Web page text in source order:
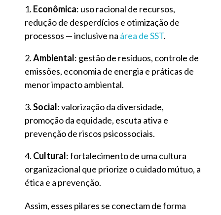
Econômica: uso racional de recursos,
redução de desperdícios e otimização de
processos — inclusive na área de SST.
Ambiental: gestão de resíduos, controle de
emissões, economia de energia e práticas de
menor impacto ambiental.
Social: valorização da diversidade,
promoção da equidade, escuta ativa e
prevenção de riscos psicossociais.
Cultural: fortalecimento de uma cultura
organizacional que priorize o cuidado mútuo, a
ética e a prevenção.
Assim, esses pilares se conectam de forma